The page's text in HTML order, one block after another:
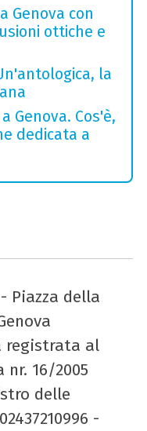
Genova con
ottiche e
la
Genova. Cos'è,
dedicata a
Piazza della
registrata al
nr. 16/2005
delle
-